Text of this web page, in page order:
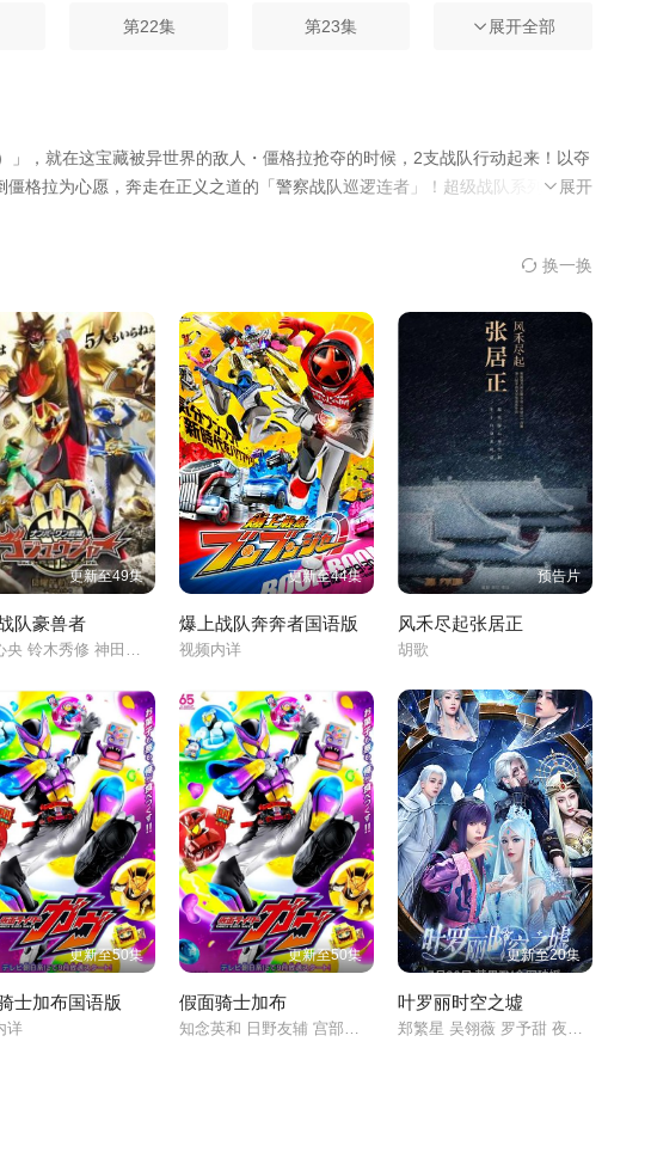
第22集 第23集 第24集
展开全部
，就在这宝藏被异世界的敌人・僵格拉抢夺的时候，2支战队行动起来！以夺
格拉为心愿，奔走在正义之道的「警察战队巡逻连者」！超级战队系列史上展开
换一换
更新至49集
队豪兽者
冬野心央 铃木秀修 神田圣司 松本仁 今森茉耶
更新至44集
爆上战队奔奔者国语版
视频内详
预告片
风禾尽起张居正
胡歌
更新至50集
士加布国语版
详
更新至50集
假面骑士加布
更新至20集
叶罗丽时空之墟